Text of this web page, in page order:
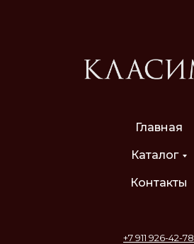
Главная
Каталог
Контакты
+7 911 926-42-78